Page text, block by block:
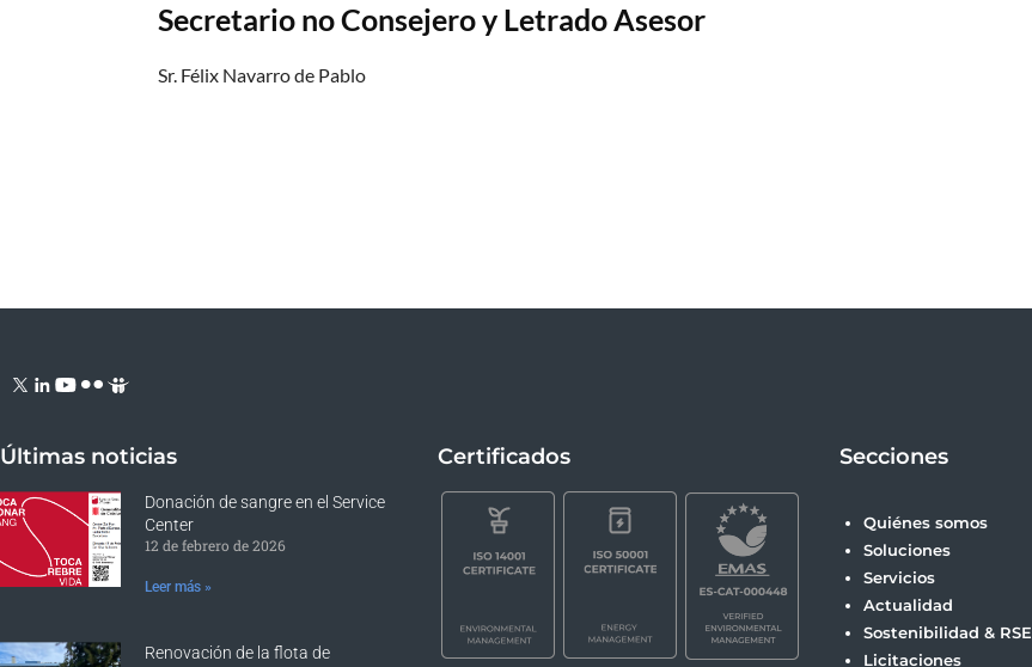
Secretario no Consejero y Letrado Asesor
Sr. Félix Navarro de Pablo
Últimas noticias
Donación de sangre en el Service
Center
12 de febrero de 2026
Leer más »
Renovación de la flota de
Certificados Secciones
Quiénes somos
Soluciones
Servicios
Actualidad
Sostenibilidad & RSE
Licitaciones